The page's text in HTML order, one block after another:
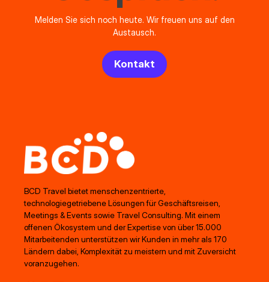
Melden Sie sich noch heute. Wir freuen uns auf den
Austausch.
Kontakt
BCD Travel bietet menschenzentrierte,
technologiegetriebene Lösungen für Geschäftsreisen,
Meetings & Events sowie Travel Consulting. Mit einem
offenen Ökosystem und der Expertise von über 15.000
Mitarbeitenden unterstützen wir Kunden in mehr als 170
Ländern dabei, Komplexität zu meistern und mit Zuversicht
voranzugehen.